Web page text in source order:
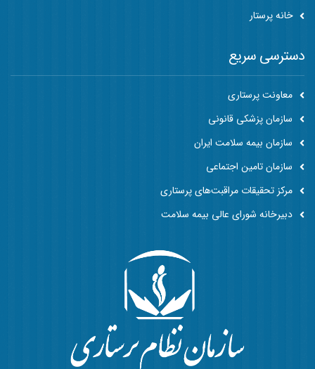
خانه پرستار
دسترسی سریع
معاونت پرستاری
سازمان پزشکی قانونی
سازمان بیمه سلامت ایران
سازمان تامین اجتماعی
مرکز تحقیقات مراقبت‌های پرستاری
دبیرخانه شورای عالی بیمه سلامت